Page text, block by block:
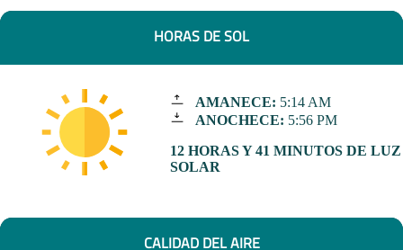
HORAS DE SOL
AMANECE: 5:14 AM
ANOCHECE: 5:56 PM
12 HORAS Y 41 MINUTOS DE LUZ
SOLAR
CALIDAD DEL AIRE